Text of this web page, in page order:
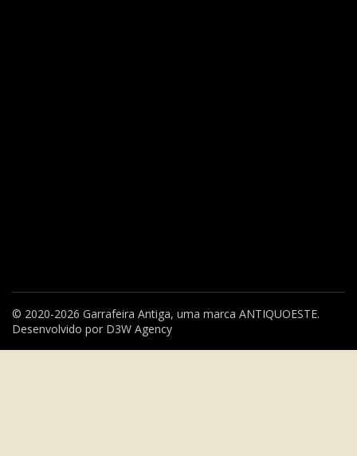
© 2020-2026 Garrafeira Antiga, uma marca ANTIQUOESTE.
Desenvolvido por D3W Agency